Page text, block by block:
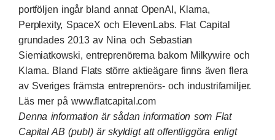
portföljen ingår bland annat OpenAI, Klarna,
Perplexity, SpaceX och ElevenLabs. Flat Capital
grundades 2013 av Nina och Sebastian
Siemiatkowski, entreprenörerna bakom Milkywire och
Klarna. Bland Flats större aktieägare finns även flera
av Sveriges främsta entreprenörs- och industrifamiljer.
Läs mer påwww.flatcapital.com
Denna information är sådan information som Flat
Capital AB (publ) är skyldigt att offentliggöra enligt